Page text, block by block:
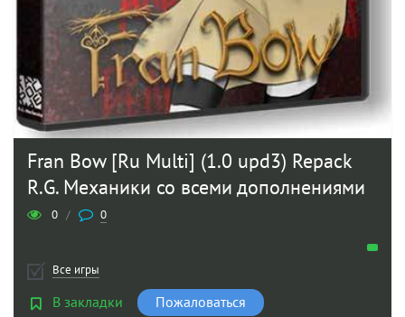
Fran Bow [Ru Multi] (1.0 upd3) Repack
R.G. Механики со всеми дополнениями
0 / 0
Все игры
В закладки Пожаловаться